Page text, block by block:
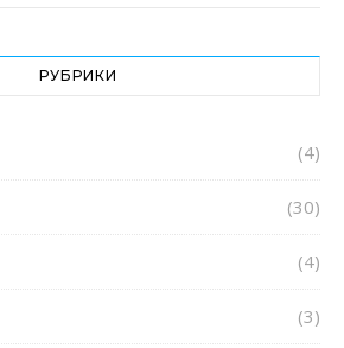
РУБРИКИ
(4)
(30)
(4)
(3)